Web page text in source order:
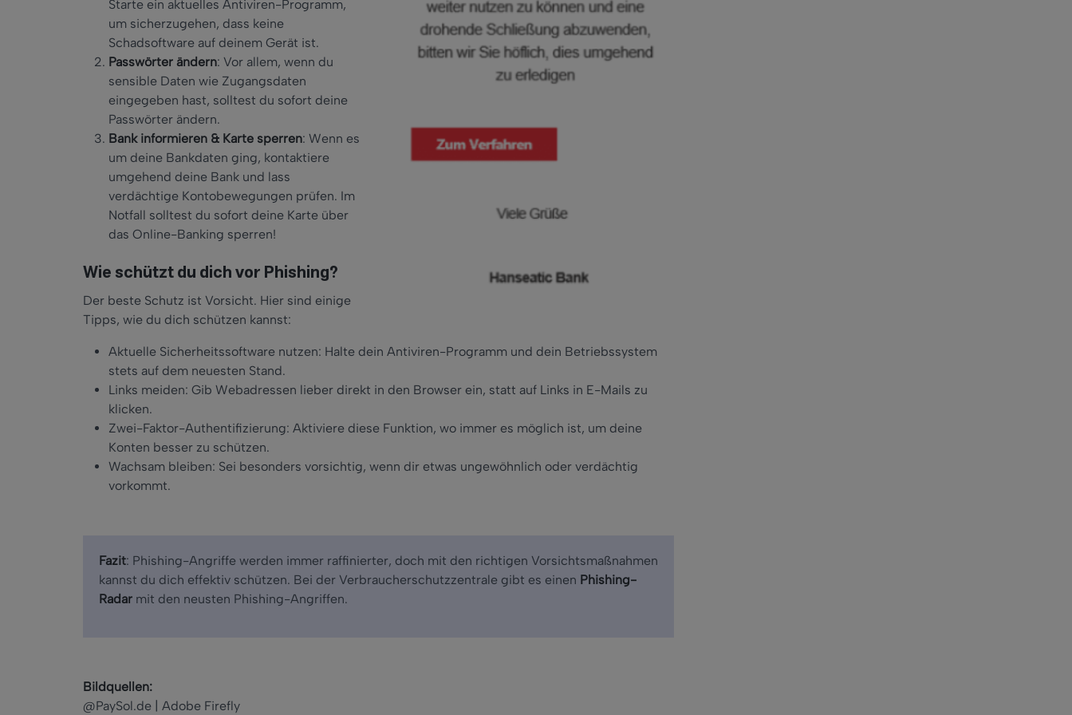
Starte ein aktuelles Antiviren-Programm,
um sicherzugehen, dass keine
Schadsoftware auf deinem Gerät ist.
Passwörter ändern: Vor allem, wenn du
sensible Daten wie Zugangsdaten
eingegeben hast, solltest du sofort deine
Passwörter ändern.
Bank informieren & Karte sperren: Wenn es
um deine Bankdaten ging, kontaktiere
umgehend deine Bank und lass
verdächtige Kontobewegungen prüfen. Im
Notfall solltest du sofort deine Karte über
das Online-Banking sperren!
Wie schützt du dich vor Phishing?
Der beste Schutz ist Vorsicht. Hier sind einige
Tipps, wie du dich schützen kannst:
Aktuelle Sicherheitssoftware nutzen: Halte dein Antiviren-Programm und dein Betriebssystem
stets auf dem neuesten Stand.
Links meiden: Gib Webadressen lieber direkt in den Browser ein, statt auf Links in E-Mails zu
klicken.
Zwei-Faktor-Authentifizierung: Aktiviere diese Funktion, wo immer es möglich ist, um deine
Konten besser zu schützen.
Wachsam bleiben: Sei besonders vorsichtig, wenn dir etwas ungewöhnlich oder verdächtig
vorkommt.
Fazit: Phishing-Angriffe werden immer raffinierter, doch mit den richtigen Vorsichtsmaßnahmen
kannst du dich effektiv schützen. Bei der Verbraucherschutzzentrale gibt es einen Phishing-
Radar mit den neusten Phishing-Angriffen.
Bildquellen:
@PaySol.de | Adobe Firefly